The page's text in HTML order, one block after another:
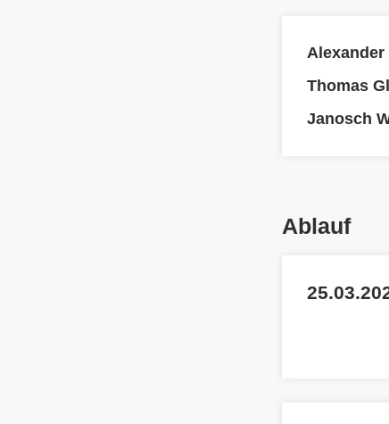
Alexander
Thomas
Janosch
Ablauf